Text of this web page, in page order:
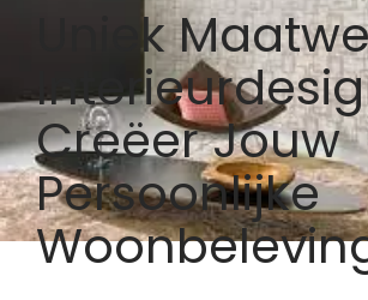
Uniek
Creëer Jouw
Persoonlijke